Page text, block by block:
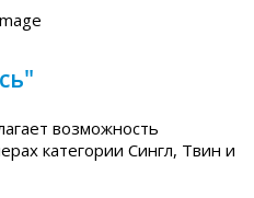
возможность
категории Сингл, Твин и